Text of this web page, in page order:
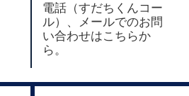
電話（すだちくんコー
ル）、メールでのお問
い合わせはこちらか
ら。